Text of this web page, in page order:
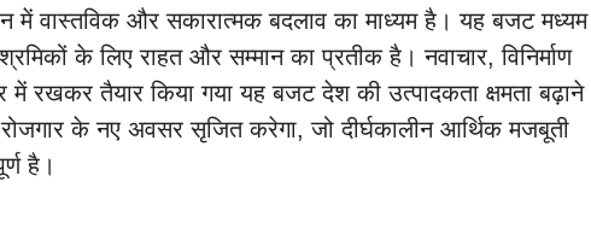
में वास्तविक और सकारात्मक बदलाव का माध्यम है। यह बजट मध्यम
के लिए राहत और सम्मान का प्रतीक है। नवाचार, विनिर्माण
रखकर तैयार किया गया यह बजट देश की उत्पादकता क्षमता बढ़ाने
के नए अवसर सृजित करेगा, जो दीर्घकालीन आर्थिक मजबूती
है।